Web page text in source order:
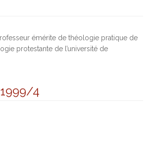
émérite de théologie pratique de
protestante de l’université de
1999/4